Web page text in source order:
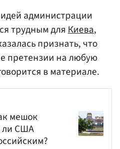
администрации
трудным дляКиева,
признать, что
претензии на любую
в материале.
мешок
ли США